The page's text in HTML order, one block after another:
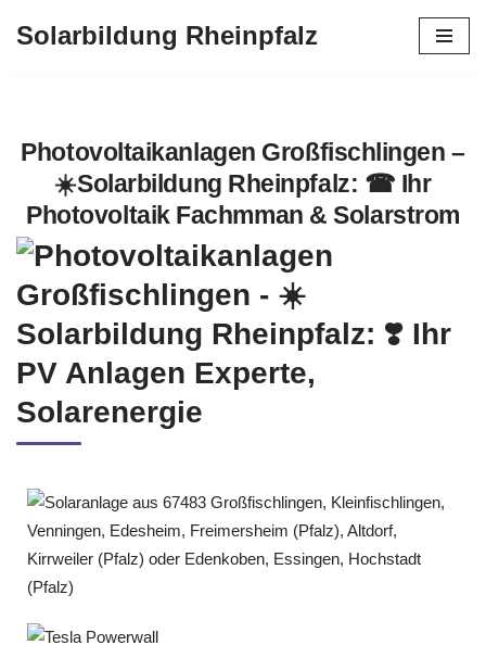
Solarbildung Rheinpfalz
Photovoltaikanlagen Großfischlingen –
☀️Solarbildung Rheinpfalz: ☎ Ihr
Photovoltaik Fachmman & Solarstrom